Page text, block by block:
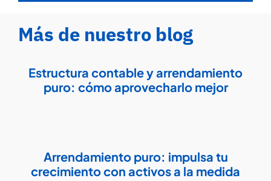
Más de nuestro blog
Estructura contable y arrendamiento
puro: cómo aprovecharlo mejor
Arrendamiento puro: impulsa tu
crecimiento con activos a la medida